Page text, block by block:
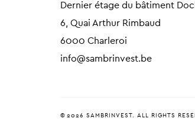
Dernier étage du bâtiment
6, Quai Arthur Rimbaud
6000 Charleroi
info@sambrinvest.be
© 2026 SAMBRINVEST. ALL RIGHTS